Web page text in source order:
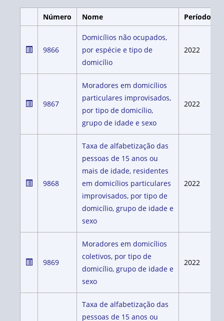
Número Nome Período
9866
Domicílios não ocupados,
por espécie e tipo de
domicílio
2022
9867
Moradores em domicílios
particulares improvisados,
por tipo de domicílio,
grupo de idade e sexo
2022
9868
Taxa de alfabetização das
pessoas de 15 anos ou
mais de idade, residentes
em domicílios particulares
improvisados, por tipo de
domicílio, grupo de idade e
sexo
2022
9869
Moradores em domicílios
coletivos, por tipo de
domicílio, grupo de idade e
sexo
2022
Taxa de alfabetização das
pessoas de 15 anos ou